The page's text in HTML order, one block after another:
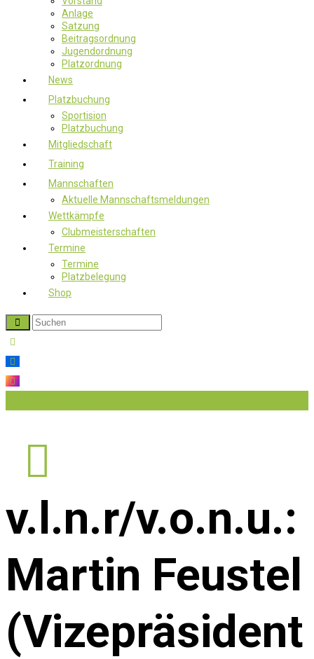
Anlage
Satzung
Beitragsordnung
Jugendordnung
Platzordnung
News
Platzbuchung
Sportision
Platzbuchung
Mitgliedschaft
Training
Mannschaften
Aktuelle Mannschaftsmeldungen
Wettkämpfe
Clubmeisterschaften
Termine
Termine
Platzbelegung
Shop
v.l.n.r/v.o.n.u.:
Martin Feustel
(Vizepräsident